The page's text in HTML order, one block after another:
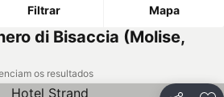
Filtrar Mapa
di Bisaccia (Molise,
os resultados